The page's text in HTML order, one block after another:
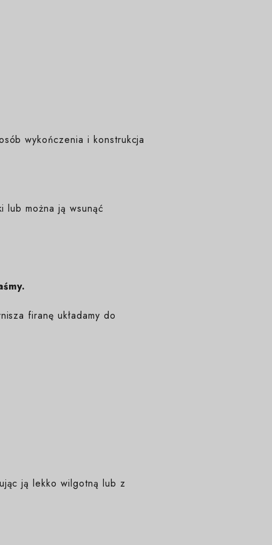
wykończenia i konstrukcja
lub można ją wsunąć
firanę układamy do
ją lekko wilgotną lub z